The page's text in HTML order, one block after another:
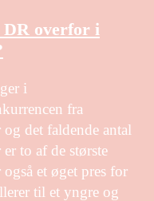
overfor i
i
fra
og det faldende antal
to af de største
et øget pres for
til et yngre og